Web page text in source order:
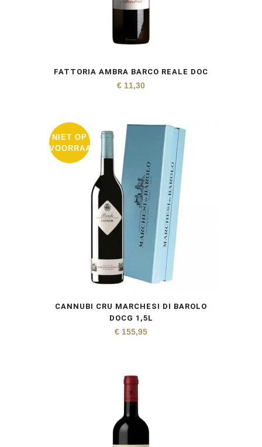
FATTORIA AMBRA BARCO REALE DOC
€ 11,30
NIET OP
VOORRAAD
CANNUBI CRU MARCHESI DI BAROLO
DOCG 1,5L
€ 155,95